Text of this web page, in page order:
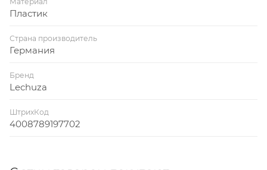
Пластик
Страна производитель
Германия
Бренд
Lechuza
ШтрихКод
4008789197702